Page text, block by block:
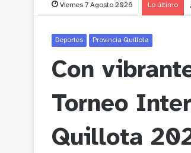
Viernes 7 Agosto 2026 Lo último
Deportes Provincia Quillota
Con
Torneo
Quillota